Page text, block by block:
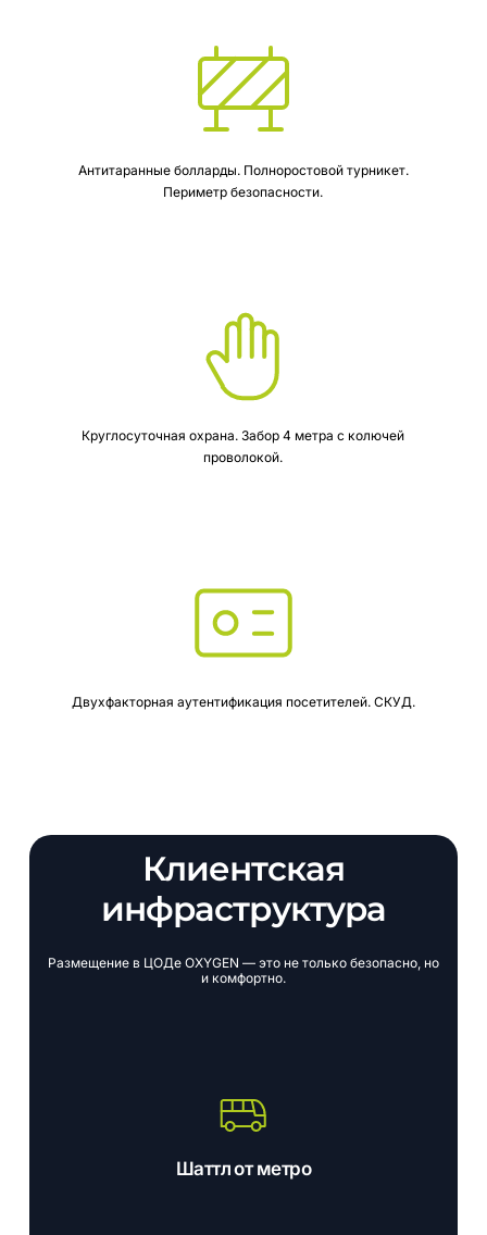
Антитаранные болларды. Полноростовой турникет.
Периметр безопасности.
Круглосуточная охрана. Забор 4 метра с колючей
проволокой.
Двухфакторная аутентификация посетителей. СКУД.
Клиентская
инфраструктура
Размещение в ЦОДе OXYGEN — это не только безопасно, но
и комфортно.
Шаттл от метро